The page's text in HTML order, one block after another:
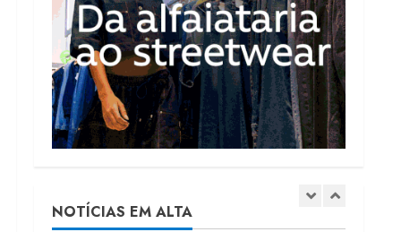
NOTÍCIAS EM ALTA
2
Fakini prevê R$345
milhões de receita em
2026
4 de agosto de 2026
3
4 de agosto de 2026